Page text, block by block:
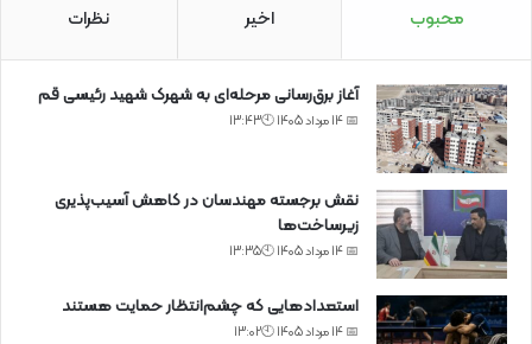
محبوب اخیر نظرات
آغاز برق‌رسانی مرحله‌ای به شهرک شهید رئیسی قم
📅 14 مرداد 1405 🕙13:43
نقش برجسته مهندسان در کاهش آسیب‌پذیری
زیرساخت‌ها
📅 14 مرداد 1405 🕙13:35
استعدادهایی که چشم‌انتظار حمایت هستند
📅 14 مرداد 1405 🕙13:02